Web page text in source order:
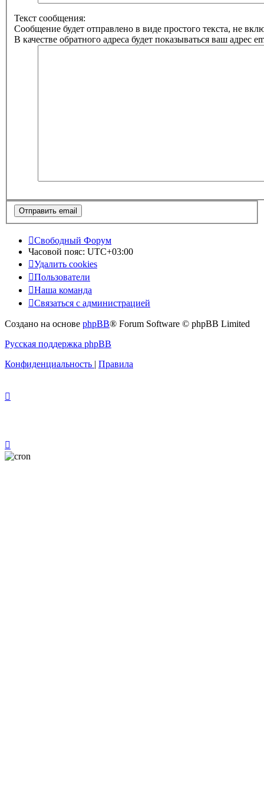
Текст сообщения:
Сообщение будет отправлено в виде простого текста, не
В качестве обратного адреса будет показываться ваш адрес
Свободный Форум
Часовой пояс: UTC+03:00
Удалить cookies
Пользователи
Наша команда
Связаться с администрацией
Создано на основе phpBB® Forum Software © phpBB Limited
Русская поддержка phpBB
Конфиденциальность
Правила